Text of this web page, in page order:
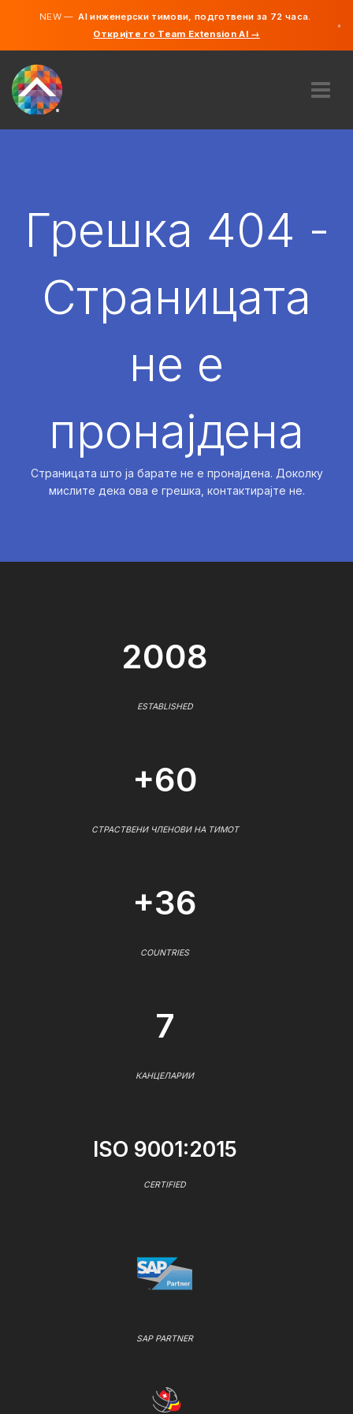
NEW —AI инженерски тимови, подготвени за 72 часа.
Откријте го Team Extension AI →
×
АНГАЖИРАЈ
Грешка 404 -
Страницата
не е
пронајдена
Страницата што ја барате не е пронајдена. Доколку
мислите дека ова е грешка, контактирајте не.
2008
ESTABLISHED
+60
СТРАСТВЕНИ ЧЛЕНОВИ НА ТИМОТ
+36
COUNTRIES
7
КАНЦЕЛАРИИ
ISO 9001:2015
CERTIFIED
SAP PARTNER